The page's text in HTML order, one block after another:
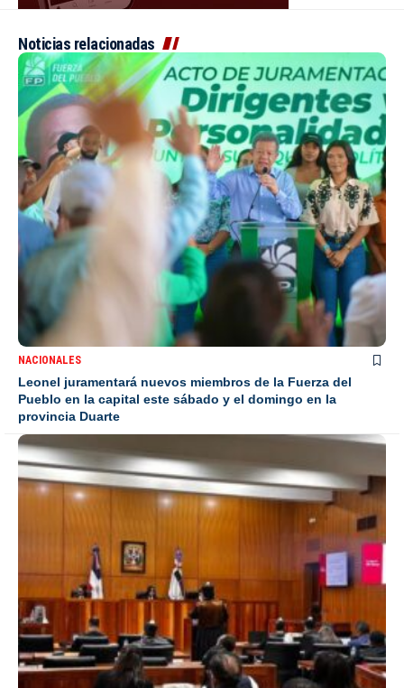
Noticias relacionadas
NACIONALES
Leonel juramentará nuevos miembros de la Fuerza del
Pueblo en la capital este sábado y el domingo en la
provincia Duarte